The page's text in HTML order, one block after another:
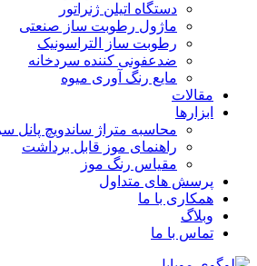
دستگاه اتیلن ژنراتور
ماژول رطوبت ساز صنعتی
رطوبت ساز التراسونیک
ضدعفونی کننده سردخانه
مایع رنگ آوری میوه
مقالات
ابزارها
محاسبه متراژ ساندویچ پانل
راهنمای موز قابل برداشت
مقیاس رنگ موز
پرسش های متداول
همکاری با ما
وبلاگ
تماس با ما